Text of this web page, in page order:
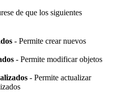
de que los siguientes
- Permite crear nuevos
- Permite modificar objetos
- Permite actualizar